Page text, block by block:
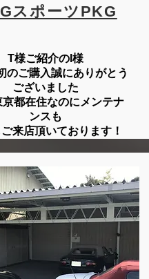
スポーツPKG
T様ご紹介のI様
のご購入誠にありがとう
ございました
京都在住なのにメンテナ
ンスも
来店頂いております！